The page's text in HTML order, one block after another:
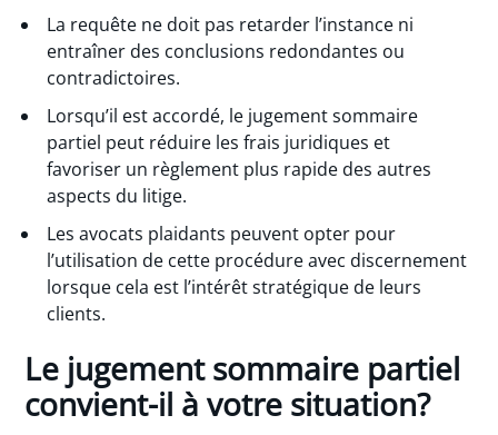
La requête ne doit pas retarder l’instance ni
entraîner des conclusions redondantes ou
contradictoires.
Lorsqu’il est accordé, le jugement sommaire
partiel peut réduire les frais juridiques et
favoriser un règlement plus rapide des autres
aspects du litige.
Les avocats plaidants peuvent opter pour
l’utilisation de cette procédure avec discernement
lorsque cela est l’intérêt stratégique de leurs
clients.
Le jugement sommaire partiel
convient-il à votre situation?